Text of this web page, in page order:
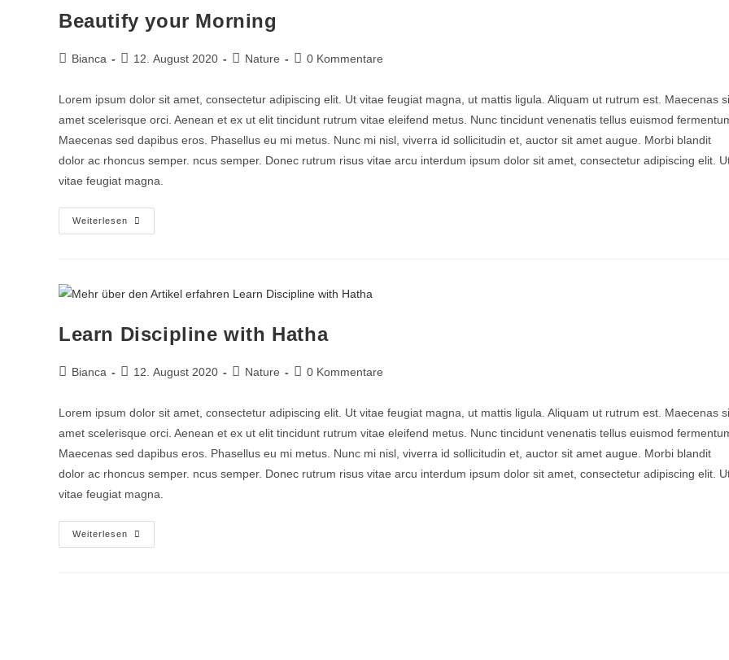
Beautify your Morning
Bianca 12. August 2020 Nature 0 Kommentare
Lorem ipsum dolor sit amet, consectetur adipiscing elit. Ut vitae feugiat magna, ut mattis ligula. Aliquam ut rutrum est. Maecenas
amet scelerisque orci. Aenean et ex ut elit tincidunt rutrum vitae eleifend metus. Nunc tincidunt venenatis tellus euismod
Maecenas sed dapibus eros. Phasellus eu mi metus. Nunc mi nisl, viverra id sollicitudin et, auctor sit amet augue. Morbi blandit
dolor ac rhoncus semper. ncus semper. Donec rutrum risus vitae arcu interdum ipsum dolor sit amet, consectetur adipiscing elit.
vitae feugiat magna.
Weiterlesen
Learn Discipline with Hatha
Bianca 12. August 2020 Nature 0 Kommentare
Lorem ipsum dolor sit amet, consectetur adipiscing elit. Ut vitae feugiat magna, ut mattis ligula. Aliquam ut rutrum est. Maecenas
amet scelerisque orci. Aenean et ex ut elit tincidunt rutrum vitae eleifend metus. Nunc tincidunt venenatis tellus euismod
Maecenas sed dapibus eros. Phasellus eu mi metus. Nunc mi nisl, viverra id sollicitudin et, auctor sit amet augue. Morbi blandit
dolor ac rhoncus semper. ncus semper. Donec rutrum risus vitae arcu interdum ipsum dolor sit amet, consectetur adipiscing elit.
vitae feugiat magna.
Weiterlesen